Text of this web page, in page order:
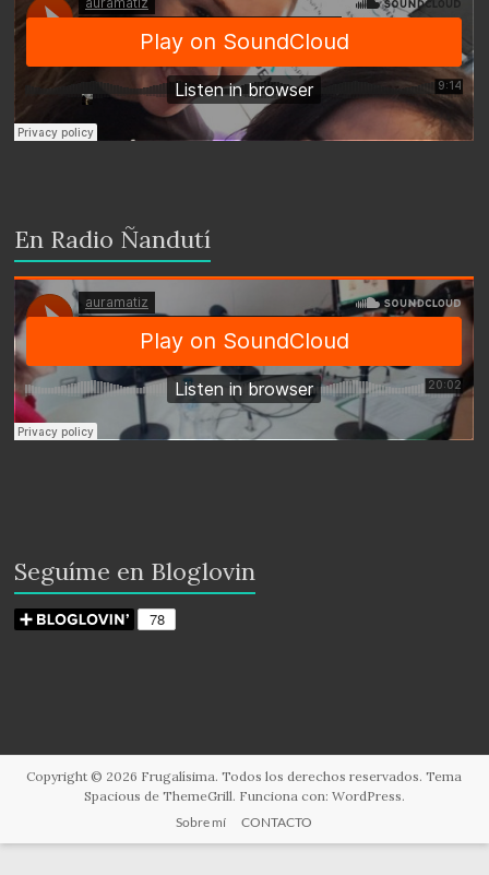
En Radio Ñandutí
Seguíme en Bloglovin
Copyright © 2026 Frugalísima. Todos los derechos reservados. Tema
Spacious de ThemeGrill. Funciona con: WordPress.
Sobre mí
CONTACTO